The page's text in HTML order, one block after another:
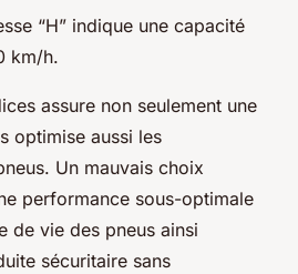
“H” indique une capacité
km/h.
assure non seulement une
optimise aussi les
Un mauvais choix
performance sous-optimale
de vie des pneus ainsi
sécuritaire sans